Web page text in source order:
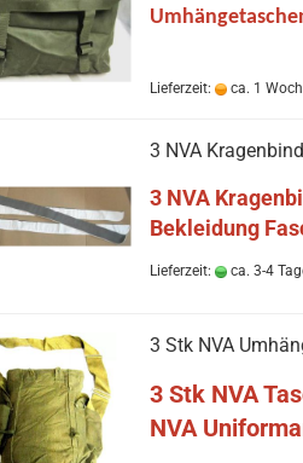
Lieferzeit: ca. 1
3 NVA
3 NVA
Bekleidung
Lieferzeit: ca. 3-4
3 Stk NVA
3 Stk NVA
NVA